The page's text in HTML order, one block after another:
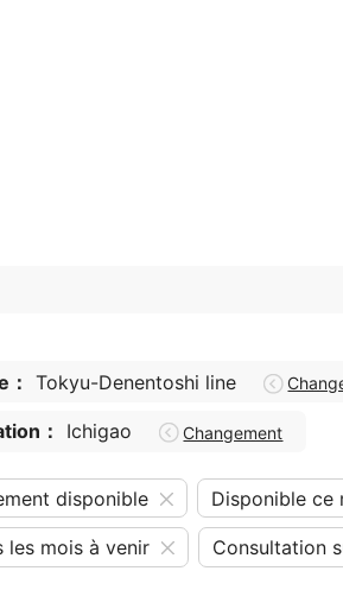
Tokyu-Denentoshi line
： Ichigao Changement
disponible Disponible ce
les mois à venir Consultation